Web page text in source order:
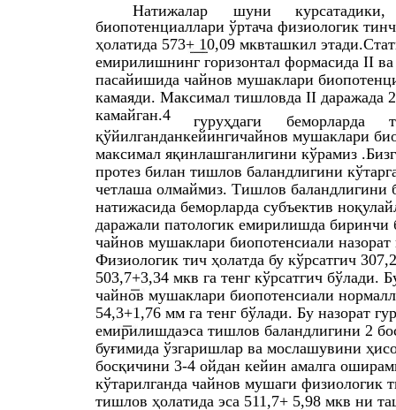
Натижалар
шуни
курсатадики,
биопотенциаллари ўртача физиологик
ҳолатида 573+ 10,09 мквташкил
емирилишнинг горизонтал формасида II
пасайишида чайнов мушаклари
камаяди. Максимал тишловда II даражада
камайган.4
гуруҳдаги беморларда
қўйилганданкейингичайнов мушаклари
максимал яқинлашганлигини кўрамиз
протез билан тишлов баландлигини
четлаша олмаймиз. Тишлов
натижасида беморларда субъектив
даражали патологик емирилишда биринчи
чайнов мушаклари биопотенсиали
Физиологик тич ҳолатда бу кўрсатгич
503,7+3,34 мкв га тенг кўрсатгич
чайнов мушаклари биопотенсиали
54,3+1,76 мм га тенг бўлади. Бу назорат
емирилишдаэса тишлов баландлигини 2
буғимида ўзгаришлар ва мослашувини
босқичини 3-4 ойдан кейин амалга
кўтарилганда чайнов мушаги физиологик
тишлов ҳолатида эса 511,7+ 5,98 мкв ни